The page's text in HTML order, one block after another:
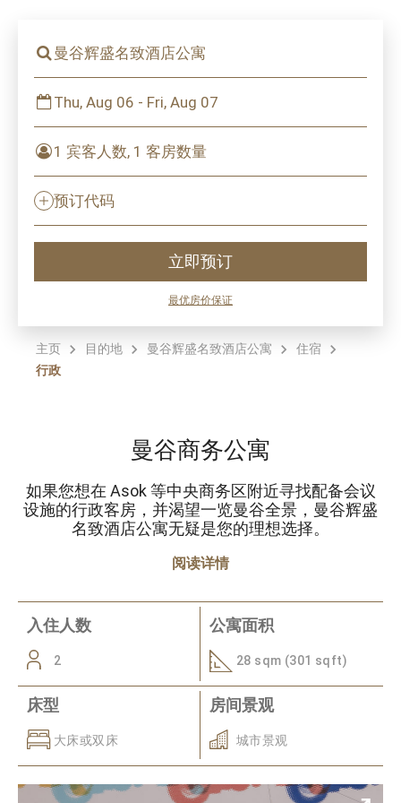
曼谷辉盛名致酒店公寓
Thu, Aug 06 - Fri, Aug 07
1 宾客人数, 1 客房数量
预订代码
立即预订
最优房价保证
主页 目的地 曼谷辉盛名致酒店公寓
住宿
行政
曼谷商务公寓
如果您想在 Asok 等中央商务区附近寻找配备会议
设施的行政客房，并渴望一览曼谷全景，曼谷辉盛
名致酒店公寓无疑是您的理想选择。
阅读详情
入住人数
2
公寓面积
28 sqm (301 sqft)
床型
大床或双床
房间景观
城市景观